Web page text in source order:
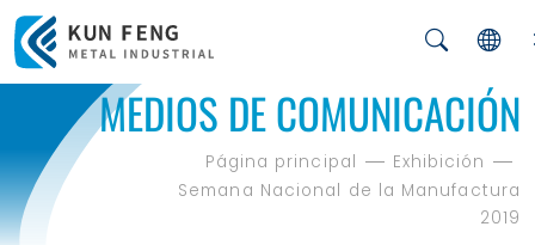
MEDIOS DE COMUNICACIÓN
Página principal
Exhibición
Semana Nacional de la Manufactura
2019